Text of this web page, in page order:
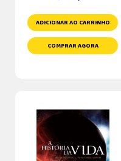
ADICIONAR AO CARRINHO
COMPRAR AGORA